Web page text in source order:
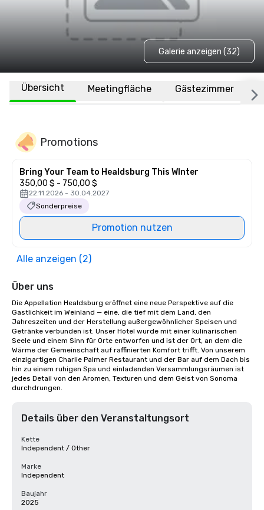
Galerie anzeigen (32)
Übersicht Meetingfläche Gästezimmer
Promotions
Bring Your Team to Healdsburg This WInter
350,00 $ - 750,00 $
22.11.2026 - 30.04.2027
Sonderpreise
Promotion nutzen
Alle anzeigen (2)
Über uns
Die Appellation Healdsburg eröffnet eine neue Perspektive auf die
Gastlichkeit im Weinland — eine, die tief mit dem Land, den
Jahreszeiten und der Herstellung außergewöhnlicher Speisen und
Getränke verbunden ist. Unser Hotel wurde mit einer kulinarischen
Seele und einem Sinn für Orte entworfen und ist der Ort, an dem die
Wärme der Gemeinschaft auf raffinierten Komfort trifft. Von unserem
einzigartigen Charlie Palmer Restaurant und der Bar auf dem Dach bis
hin zu einem ruhigen Spa und einladenden Versammlungsräumen ist
jedes Detail von den Aromen, Texturen und dem Geist von Sonoma
durchdrungen.
Details über den Veranstaltungsort
Kette
Independent / Other
Marke
Independent
Baujahr
2025